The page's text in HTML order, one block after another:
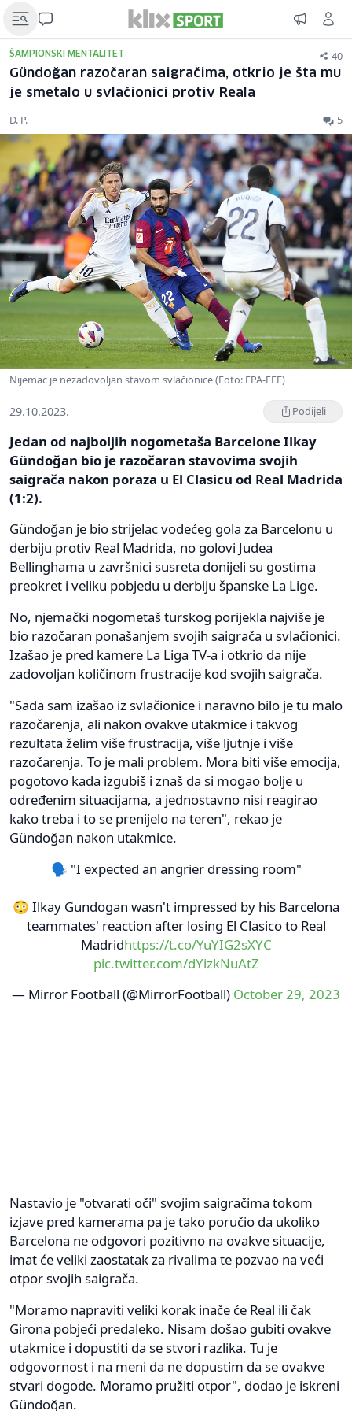
ŠAMPIONSKI MENTALITET 40
Gündoğan razočaran saigračima, otkrio je šta mu
je smetalo u svlačionici protiv Reala
D. P. 5
Nijemac je nezadovoljan stavom svlačionice (Foto: EPA-EFE)
29.10.2023. Podijeli
Jedan od najboljih nogometaša Barcelone Ilkay
Gündoğan bio je razočaran stavovima svojih
saigrača nakon poraza u El Clasicu od Real Madrida
(1:2).
Gündoğan je bio strijelac vodećeg gola za Barcelonu u
derbiju protiv Real Madrida, no golovi Judea
Bellinghama u završnici susreta donijeli su gostima
preokret i veliku pobjedu u derbiju španske La Lige.
No, njemački nogometaš turskog porijekla najviše je
bio razočaran ponašanjem svojih saigrača u svlačionici.
Izašao je pred kamere La Liga TV-a i otkrio da nije
zadovoljan količinom frustracije kod svojih saigrača.
"Sada sam izašao iz svlačionice i naravno bilo je tu malo
razočarenja, ali nakon ovakve utakmice i takvog
rezultata želim više frustracija, više ljutnje i više
razočarenja. To je mali problem. Mora biti više emocija,
pogotovo kada izgubiš i znaš da si mogao bolje u
određenim situacijama, a jednostavno nisi reagirao
kako treba i to se prenijelo na teren", rekao je
Gündoğan nakon utakmice.
🗣️ "I expected an angrier dressing room"
😳 Ilkay Gundogan wasn't impressed by his Barcelona
teammates' reaction after losing El Clasico to Real
Madridhttps://t.co/YuYIG2sXYC
pic.twitter.com/dYizkNuAtZ
— Mirror Football (@MirrorFootball) October 29, 2023
Nastavio je "otvarati oči" svojim saigračima tokom
izjave pred kamerama pa je tako poručio da ukoliko
Barcelona ne odgovori pozitivno na ovakve situacije,
imat će veliki zaostatak za rivalima te pozvao na veći
otpor svojih saigrača.
"Moramo napraviti veliki korak inače će Real ili čak
Girona pobjeći predaleko. Nisam došao gubiti ovakve
utakmice i dopustiti da se stvori razlika. Tu je
odgovornost i na meni da ne dopustim da se ovakve
stvari dogode. Moramo pružiti otpor", dodao je iskreni
Gündoğan.